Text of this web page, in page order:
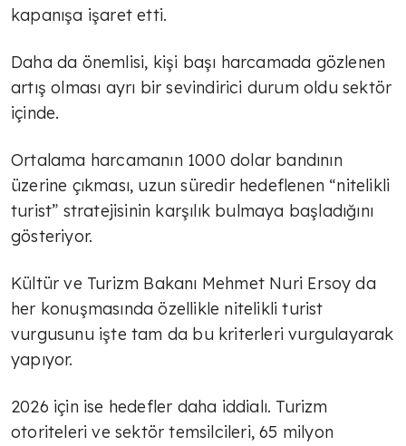
kapanışa işaret etti.
Daha da önemlisi, kişi başı harcamada gözlenen
artış olması ayrı bir sevindirici durum oldu sektör
içinde.
Ortalama harcamanın 1000 dolar bandının
üzerine çıkması, uzun süredir hedeflenen “nitelikli
turist” stratejisinin karşılık bulmaya başladığını
gösteriyor.
Kültür ve Turizm Bakanı Mehmet Nuri Ersoy da
her konuşmasında özellikle nitelikli turist
vurgusunu işte tam da bu kriterleri vurgulayarak
yapıyor.
2026 için ise hedefler daha iddialı. Turizm
otoriteleri ve sektör temsilcileri, 65 milyon